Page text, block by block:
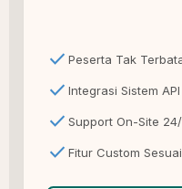
check Peserta Tak
check Integrasi Sistem API
check Support On-Site
check Fitur Custom